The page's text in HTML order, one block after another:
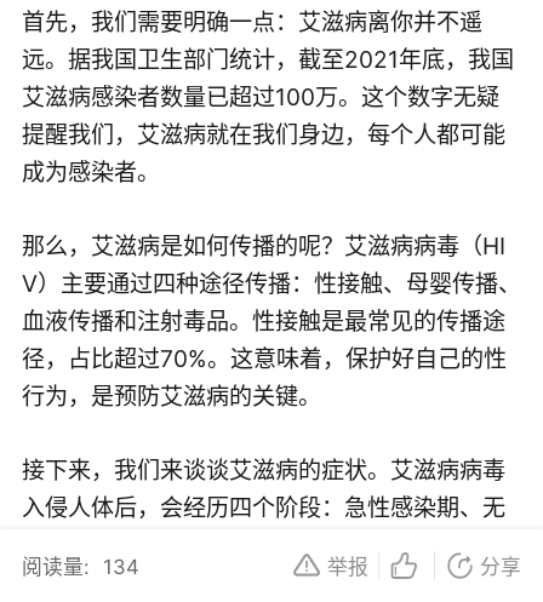
首先，我们需要明确一点：艾滋病离你并不遥
远。据我国卫生部门统计，截至2021年底，我国
艾滋病感染者数量已超过100万。这个数字无疑
提醒我们，艾滋病就在我们身边，每个人都可能
成为感染者。
那么，艾滋病是如何传播的呢？艾滋病病毒（HI
V）主要通过四种途径传播：性接触、母婴传播、
血液传播和注射毒品。性接触是最常见的传播途
径，占比超过70%。这意味着，保护好自己的性
行为，是预防艾滋病的关键。
接下来，我们来谈谈艾滋病的症状。艾滋病病毒
入侵人体后，会经历四个阶段：急性感染期、无
症状期、艾滋病前期和艾滋病期。在急性感染
期，患者可能会出现发热、皮疹、肌肉关节疼痛
阅读量: 134 举报 分享